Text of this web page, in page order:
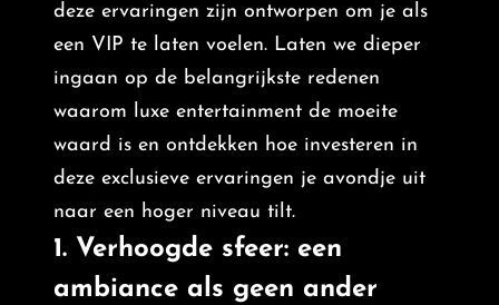
deze ervaringen zijn ontworpen om je als
een VIP te laten voelen. Laten we dieper
ingaan op de belangrijkste redenen
waarom luxe entertainment de moeite
waard is en ontdekken hoe investeren in
deze exclusieve ervaringen je avondje uit
naar een hoger niveau tilt.
1. Verhoogde sfeer: een
ambiance als geen ander